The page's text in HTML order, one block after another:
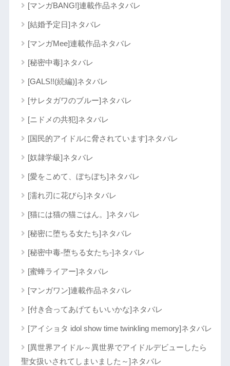
[マンガBANG!]連載作品ネタバレ
[結婚予定日]ネタバレ
[マンガMee]連載作品ネタバレ
[秘密中毒]ネタバレ
[GALS!!(続編)]ネタバレ
[サレタガワのブルー]ネタバレ
[ニドメの共犯]ネタバレ
[国民的アイドルに脅されています]ネタバレ
[奴隷学級]ネタバレ
[愛をこめて、ぼちぼち]ネタバレ
[濡れ刃に花びら]ネタバレ
[猫には猫の猫ごはん。]ネタバレ
[秘密に堕ちる女たち]ネタバレ
[秘密中毒-堕ちる女たち-]ネタバレ
[蜜蜂ライアー]ネタバレ
[マンガワン]連載作品ネタバレ
[付き合ってあげてもいいかな]ネタバレ
[アイショタ idol show time twinkling memory]ネタバレ
[異世界アイドル～異世界でアイドルデビューしたら
聖女扱いされてしまいました～]ネタバレ